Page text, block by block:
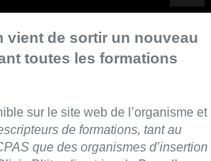
de formation au numérique pour les
dans la Gare du Nord
sont qualifiées de
compétence en particulier.“Ça
une partie de métier, soit un métier
qui veulent totalement se